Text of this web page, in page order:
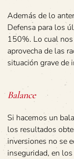
Además de lo
Defensa para los
150%. Lo cual
aprovecha de las
situación grave de
Balance
Si hacemos un
los resultados
inversiones no se
inseguridad, en